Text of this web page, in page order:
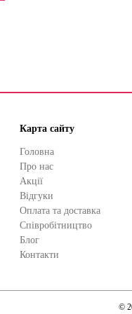
Карта сайту
Головна
Про нас
Акції
Відгуки
Оплата та доставка
Cпівробітництво
Блог
Контакти
©